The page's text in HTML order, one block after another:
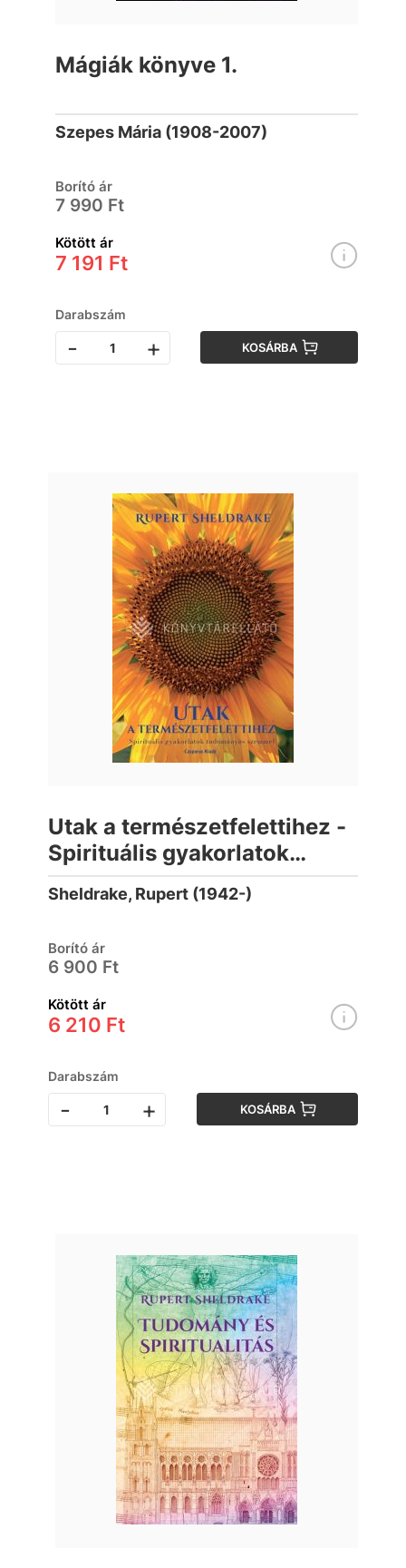
Mágiák könyve 1.
Szepes Mária (1908-2007)
Borító ár
7 990 Ft
Kötött ár
7 191 Ft
Darabszám
- + KOSÁRBA
Utak a természetfelettihez -
Spirituális gyakorlatok
tudományos szemmel
Sheldrake, Rupert (1942-)
Borító ár
6 900 Ft
Kötött ár
6 210 Ft
Darabszám
- + KOSÁRBA